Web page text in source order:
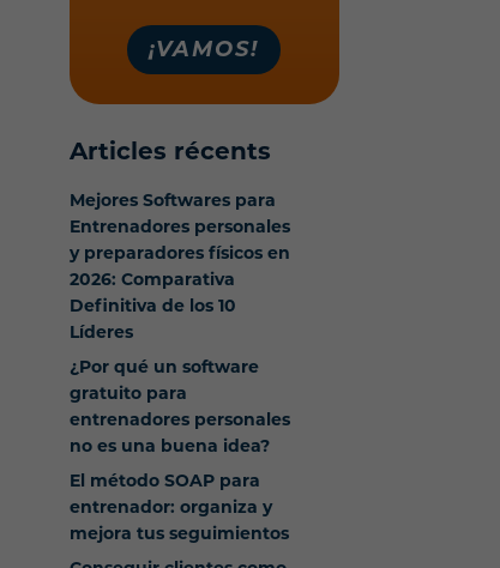
¡VAMOS!
Articles récents
Mejores Softwares para
Entrenadores personales
y preparadores físicos en
2026: Comparativa
Definitiva de los 10
Líderes
¿Por qué un software
gratuito para
entrenadores personales
no es una buena idea?
El método SOAP para
entrenador: organiza y
mejora tus seguimientos